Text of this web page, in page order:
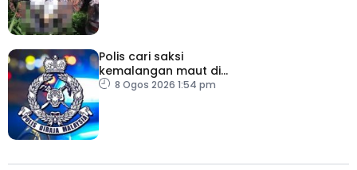
Polis cari saksi
kemalangan maut di
Jalan Setia Raja
8 Ogos 2026 1:54 pm